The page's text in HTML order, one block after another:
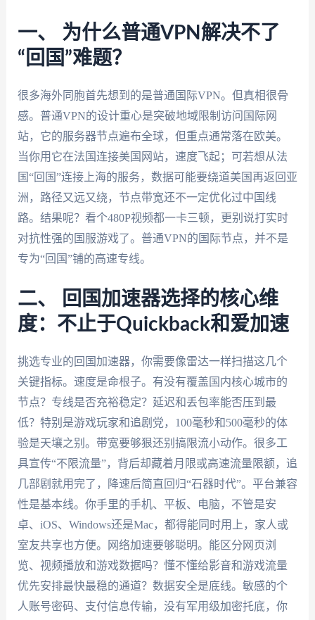
一、 为什么普通VPN解决不了
“回国”难题？
很多海外同胞首先想到的是普通国际VPN。但真相很骨
感。普通VPN的设计重心是突破地域限制访问国际网
站，它的服务器节点遍布全球，但重点通常落在欧美。
当你用它在法国连接美国网站，速度飞起；可若想从法
国“回国”连接上海的服务，数据可能要绕道美国再返回亚
洲，路径又远又绕，节点带宽还不一定优化过中国线
路。结果呢？看个480P视频都一卡三顿，更别说打实时
对抗性强的国服游戏了。普通VPN的国际节点，并不是
专为“回国”铺的高速专线。
二、 回国加速器选择的核心维
度：不止于Quickback和爱加速
挑选专业的回国加速器，你需要像雷达一样扫描这几个
关键指标。速度是命根子。有没有覆盖国内核心城市的
节点？专线是否充裕稳定？延迟和丢包率能否压到最
低？特别是游戏玩家和追剧党，100毫秒和500毫秒的体
验是天壤之别。带宽要够狠还别搞限流小动作。很多工
具宣传“不限流量”，背后却藏着月限或高速流量限额，追
几部剧就用完了，降速后简直回归“石器时代”。平台兼容
性是基本线。你手里的手机、平板、电脑，不管是安
卓、iOS、Windows还是Mac，都得能同时用上，家人或
室友共享也方便。网络加速要够聪明。能区分网页浏
览、视频播放和游戏数据吗？懂不懂给影音和游戏流量
优先安排最快最稳的通道？数据安全是底线。敏感的个
人账号密码、支付信息传输，没有军用级加密托底，你